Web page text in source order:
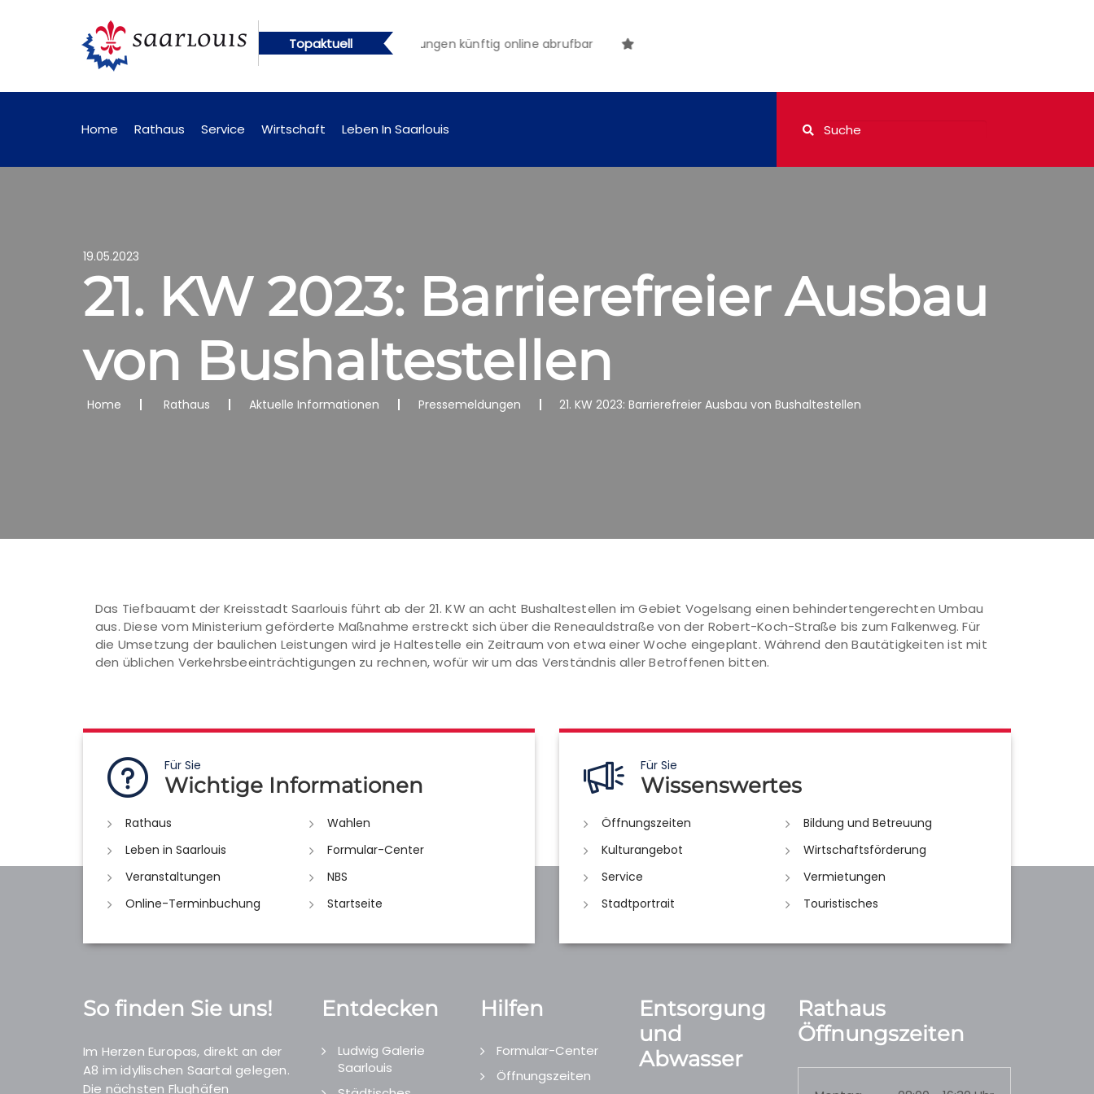
Topaktuell
künftig online abrufbar Öffentliche Bekanntmachungen künftig online abrufbar
Home Rathaus Service Wirtschaft Leben In Saarlouis
19.05.2023
21. KW 2023: Barrierefreier Ausbau
von Bushaltestellen
Home Rathaus Aktuelle Informationen Pressemeldungen 21. KW 2023: Barrierefreier Ausbau von Bushaltestellen
Das Tiefbauamt der Kreisstadt Saarlouis führt ab der 21. KW an acht Bushaltestellen im Gebiet Vogelsang einen behindertengerechten Umbau
aus. Diese vom Ministerium geförderte Maßnahme erstreckt sich über die Reneauldstraße von der Robert-Koch-Straße bis zum Falkenweg. Für
die Umsetzung der baulichen Leistungen wird je Haltestelle ein Zeitraum von etwa einer Woche eingeplant. Während den Bautätigkeiten ist mit
den üblichen Verkehrsbeeinträchtigungen zu rechnen, wofür wir um das Verständnis aller Betroffenen bitten.
Für Sie
Wichtige Informationen
Rathaus
Wahlen
Leben in Saarlouis
Formular-Center
Veranstaltungen
NBS
Online-Terminbuchung
Startseite
Für Sie
Wissenswertes
Öffnungszeiten
Bildung und Betreuung
Kulturangebot
Wirtschaftsförderung
Service
Vermietungen
Stadtportrait
Touristisches
So finden Sie uns!
Im Herzen Europas, direkt an der
A8 im idyllischen Saartal gelegen.
Die nächsten Flughäfen
Entdecken
Ludwig Galerie
Saarlouis
Hilfen
Formular-Center
Öffnungszeiten
Entsorgung
und
Abwasser
Rathaus
Öffnungszeiten